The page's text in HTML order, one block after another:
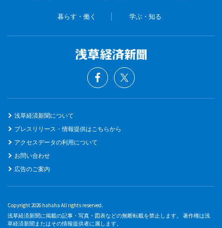
暮らす・働く 学ぶ・知る
浅草経済新聞について
プレスリリース・情報提供はこちらから
アクセスデータの利用について
お問い合わせ
広告のご案内
Copyright 2026 hahaha All rights reserved.
浅草経済新聞に掲載の記事・写真・図表などの無断転載を禁止します。 著作権は浅
草経済新聞またはその情報提供者に属します。